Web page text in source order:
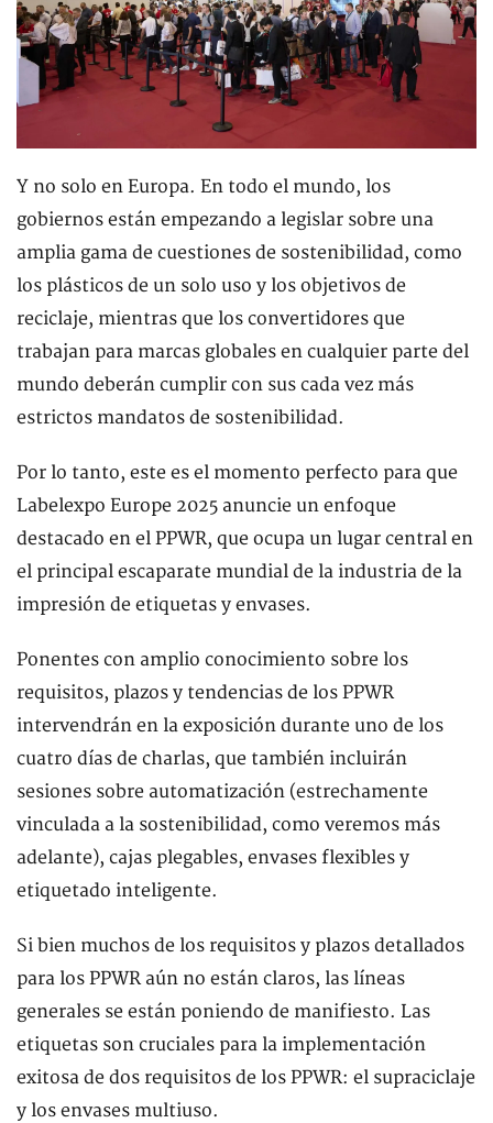
Y no solo en Europa. En todo el mundo, los
gobiernos están empezando a legislar sobre una
amplia gama de cuestiones de sostenibilidad, como
los plásticos de un solo uso y los objetivos de
reciclaje, mientras que los convertidores que
trabajan para marcas globales en cualquier parte del
mundo deberán cumplir con sus cada vez más
estrictos mandatos de sostenibilidad.
Por lo tanto, este es el momento perfecto para que
Labelexpo Europe 2025 anuncie un enfoque
destacado en el PPWR, que ocupa un lugar central en
el principal escaparate mundial de la industria de la
impresión de etiquetas y envases.
Ponentes con amplio conocimiento sobre los
requisitos, plazos y tendencias de los PPWR
intervendrán en la exposición durante uno de los
cuatro días de charlas, que también incluirán
sesiones sobre automatización (estrechamente
vinculada a la sostenibilidad, como veremos más
adelante), cajas plegables, envases flexibles y
etiquetado inteligente.
Si bien muchos de los requisitos y plazos detallados
para los PPWR aún no están claros, las líneas
generales se están poniendo de manifiesto. Las
etiquetas son cruciales para la implementación
exitosa de dos requisitos de los PPWR: el supraciclaje
y los envases multiuso.